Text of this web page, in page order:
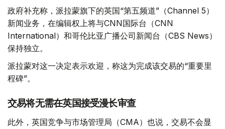
政府补充称，派拉蒙旗下的英国“第五频道”（Channel 5）
新闻业务，在编辑权上将与CNN国际台（CNN
International）和哥伦比亚广播公司新闻台（CBS News）
保持独立。
派拉蒙对这一决定表示欢迎，称这为完成该交易的“重要里
程碑”。
交易将无需在英国接受漫长审查
此外，英国竞争与市场管理局（CMA）也说，交易不会显